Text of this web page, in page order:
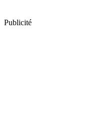
Publicité